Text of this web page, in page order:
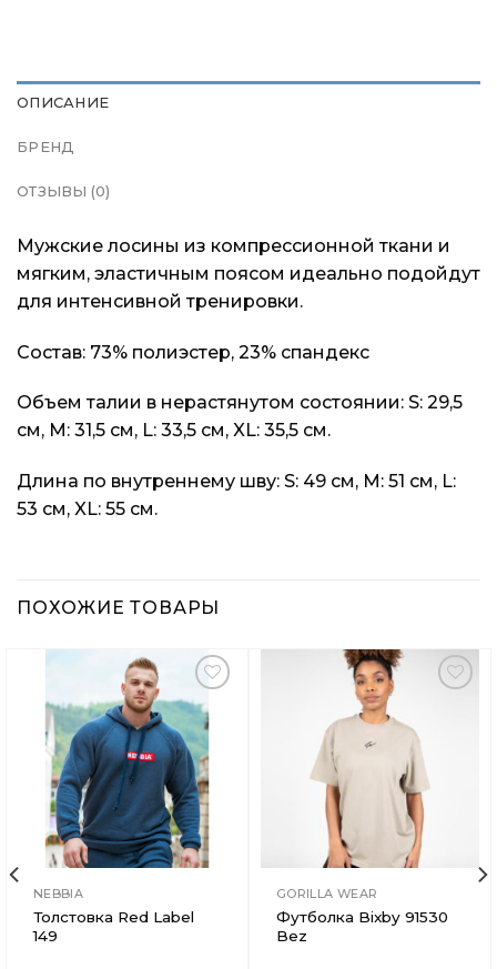
ОПИСАНИЕ
БРЕНД
ОТЗЫВЫ (0)
Мужские лосины из компрессионной ткани и
мягким, эластичным поясом идеально подойдут
для интенсивной тренировки.
Состав: 73% полиэстер, 23% спандекс
Объем талии в нерастянутом состоянии: S: 29,5
см, M: 31,5 см, L: 33,5 см, XL: 35,5 см.
Длина по внутреннему шву: S: 49 см, M: 51 см, L:
53 см, XL: 55 см.
ПОХОЖИЕ ТОВАРЫ
Добавить
в
Вишлист
NEBBIA
Толстовка Red Label
149
Добавить
GORILLA WEAR
Футболка Bixby 91530
Bez